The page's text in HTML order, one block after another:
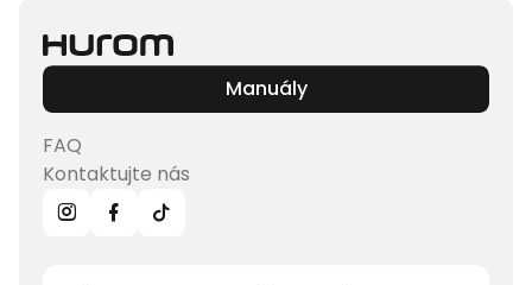
Manuály
FAQ
Kontaktujte nás